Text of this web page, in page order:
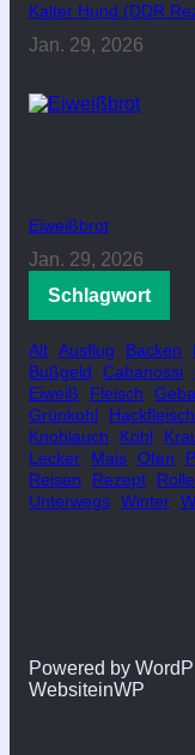
Kalter Hund (DDR
Jan. 29, 2026
Eiweißbrot
Jan. 29, 2026
Schlagwort
Alt Ausflug Backen
Bußgeld
Cabanossi
Eiweiß
Fleisch
Grünkohl
Hackfleisch
Knoblauch
Kohl
Lecker
Mais Ofen
Reisen
Rezept Rolle
Unterwegs Winter
Powered by
WebsiteinWP